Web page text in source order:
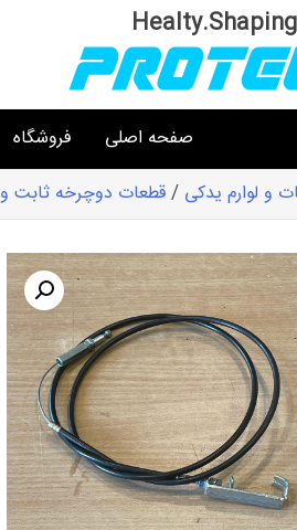
صفحه اصلی فروشگاه
و لوارم یدکی /قطعات دوچرخه ثابت